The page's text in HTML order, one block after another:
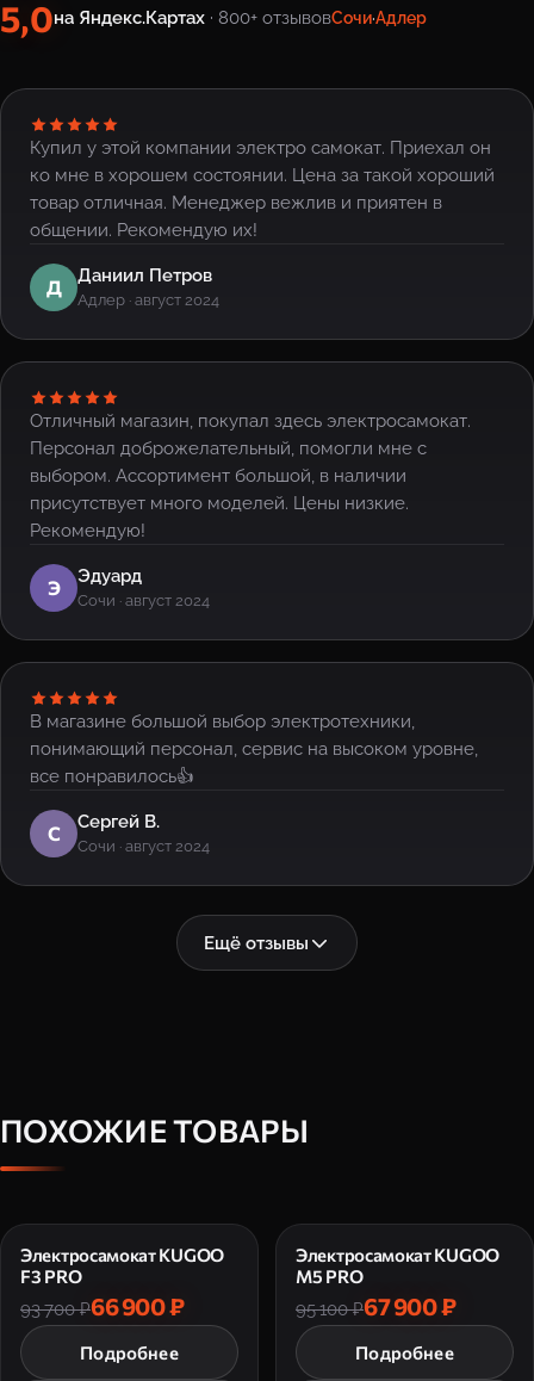
5,0на Яндекс.Картах · 800+ отзывовСочи·Адлер
Купил у этой компании электро самокат. Приехал он
ко мне в хорошем состоянии. Цена за такой хороший
товар отличная. Менеджер вежлив и приятен в
общении. Рекомендую их!
Д Даниил Петров
Адлер · август 2024
Отличный магазин, покупал здесь электросамокат.
Персонал доброжелательный, помогли мне с
выбором. Ассортимент большой, в наличии
присутствует много моделей. Цены низкие.
Рекомендую!
Э Эдуард
Сочи · август 2024
В магазине большой выбор электротехники,
понимающий персонал, сервис на высоком уровне,
все понравилось👍
С Сергей В.
Сочи · август 2024
Ещё отзывы
ПОХОЖИЕ ТОВАРЫ
Электросамокат KUGOO
F3 PRO
93 700 ₽66 900 ₽
Подробнее
Электросамокат KUGOO
M5 PRO
95 100 ₽67 900 ₽
Подробнее